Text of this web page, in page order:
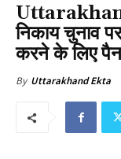
निकाय चुनाव
करने के लिए
By Uttarakhand Ekta